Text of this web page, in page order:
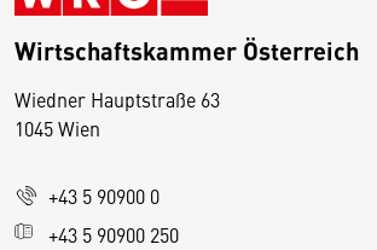
Wirtschaftskammer Österreich
Wiedner Hauptstraße 63
1045 Wien
+43 5 90900 0
+43 5 90900 250
D
s
e